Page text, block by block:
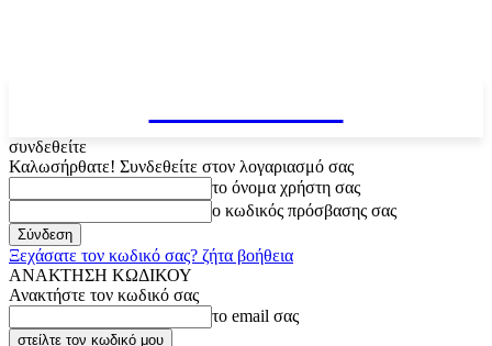
συνδεθείτε
Καλωσήρθατε! Συνδεθείτε στον λογαριασμό σας
το όνομα χρήστη σας
ο κωδικός πρόσβασης σας
Ξεχάσατε τον κωδικό σας? ζήτα βοήθεια
ΑΝΑΚΤΗΣΗ ΚΩΔΙΚΟΥ
Ανακτήστε τον κωδικό σας
το email σας